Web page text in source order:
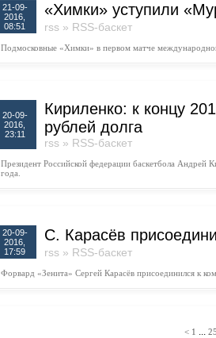
21-09-
2016,
08:51
«Химки» уступили
rss » RSS-баскет
Подмосковные «Химки» в первом матче
20-09-
2016,
23:11
Кириленко: к концу
рублей долга
rss » RSS-баскет
Президент Российской федерации баскетбола Андрей
года.
20-09-
2016,
17:59
С. Карасёв
rss » RSS-баскет
Форвард «Зенита» Сергей Карасёв присоединился к
< 1 ...